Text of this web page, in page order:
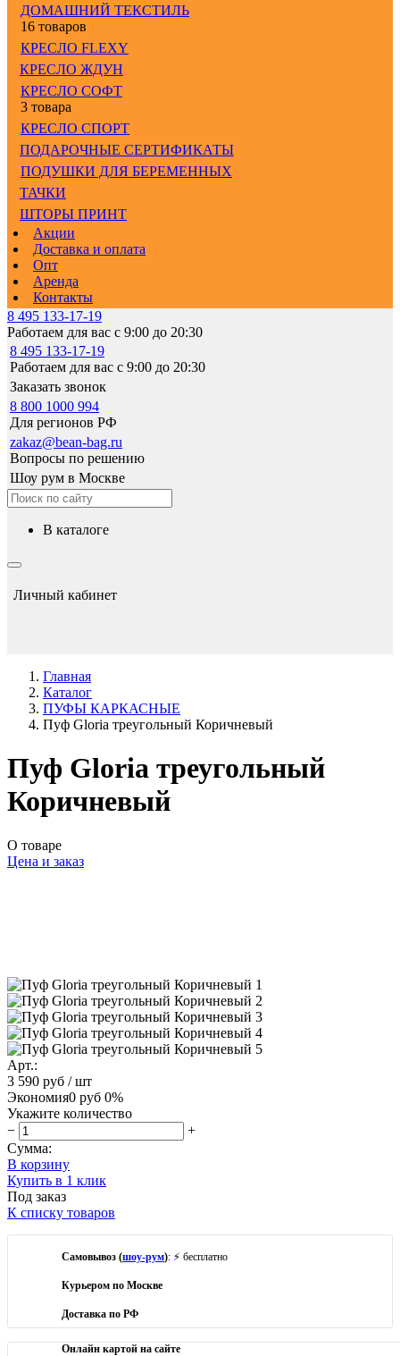
ДОМАШНИЙ ТЕКСТИЛЬ
16 товаров
КРЕСЛО FLEXY
КРЕСЛО ЖДУН
КРЕСЛО СОФТ
3 товара
КРЕСЛО СПОРТ
ПОДАРОЧНЫЕ СЕРТИФИКАТЫ
ПОДУШКИ ДЛЯ БЕРЕМЕННЫХ
ТАЧКИ
ШТОРЫ ПРИНТ
Акции
Доставка и оплата
Опт
Аренда
Контакты
8 495 133-17-19
Работаем для вас с 9:00 до 20:30
8 495 133-17-19
Работаем для вас с 9:00 до 20:30
Заказать звонок
8 800 1000 994
Для регионов РФ
zakaz@bean-bag.ru
Вопросы по решению
Шоу рум в Москве
в каталоге
Личный кабинет
Главная
Каталог
ПУФЫ КАРКАСНЫЕ
Пуф Gloria треугольный Коричневый
Пуф Gloria треугольный
Коричневый
О товаре
Цена и заказ
Арт.:
3 590 руб / шт
Экономия0 руб 0%
Укажите количество
−
+
Сумма:
В корзину
Купить в 1 клик
Под заказ
К списку товаров
Самовывоз (шоу-рум): ⚡ бесплатно
Курьером по Москве
Доставка по РФ
Онлайн картой на сайте